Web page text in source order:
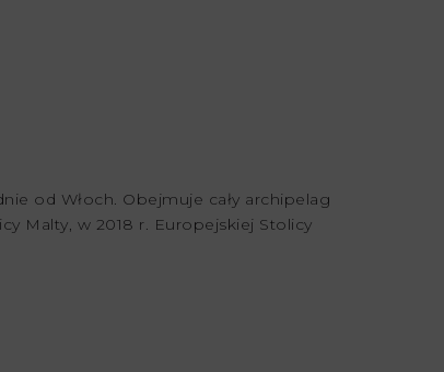
od Włoch. Obejmuje cały archipelag
Malty, w 2018 r. Europejskiej Stolicy